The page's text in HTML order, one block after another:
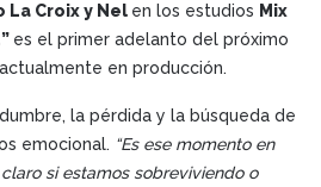
La Croix y Nel en los estudios Mix
es el primer adelanto del próximo
en producción.
la pérdida y la búsqueda de
emocional. “Es ese momento en
si estamos sobreviviendo o